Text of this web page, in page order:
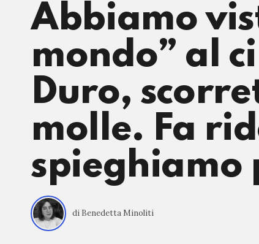
Abbiamo
mondo” al
Duro,
molle. Fa
spieghiamo
di Benedetta Minoliti